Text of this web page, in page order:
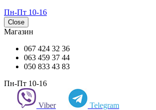
Пн-Пт 10-16
Close
Магазин
067 424 32 36
063 459 37 44
050 833 43 83
Пн-Пт 10-16
Viber Telegram